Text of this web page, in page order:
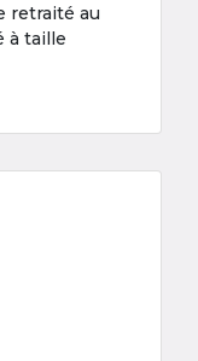
retraité au
à taille